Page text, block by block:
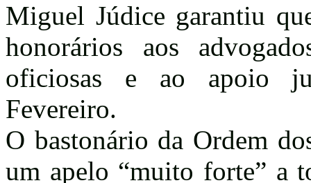
Miguel Júdice garantiu
honorários aos
oficiosas e ao apoio
Fevereiro.
O bastonário da Ordem
um apelo “muito forte” a